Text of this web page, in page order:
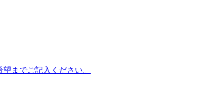
望までご記入ください。